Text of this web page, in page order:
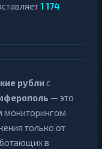
1 174
рублис
— это
мониторингом
только от
в